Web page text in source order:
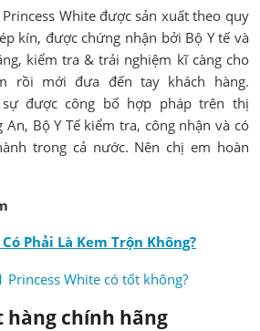
White được sản xuất theo quy
kín, được chứng nhận bởi Bộ Y tế và
kiểm tra & trải nghiệm kĩ càng cho
rồi mới đưa đến tay khách hàng.
sự được công bố hợp pháp trên thị
Bộ Y Tế kiểm tra, công nhận và có
trong cả nước. Nên chị em hoàn
Phải Là Kem Trộn Không?
Princess White có tốt không?
hàng chính hãng